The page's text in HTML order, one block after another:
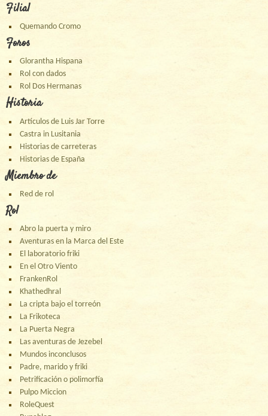
Filial
Quemando Cromo
Foros
Glorantha Hispana
Rol con dados
Rol Dos Hermanas
Historia
Artículos de Luis Jar Torre
Castra in Lusitania
Historias de carreteras
Historias de España
Miembro de
Red de rol
Rol
Abro la puerta y miro
Aventuras en la Marca del Este
El laboratorio friki
En el Otro Viento
FrankenRol
Khathedhral
La cripta bajo el torreón
La Frikoteca
La Puerta Negra
Las aventuras de Jezebel
Mundos inconclusos
Padre, marido y friki
Petrificación o polimorfía
Pulpo Miccion
RoleQuest